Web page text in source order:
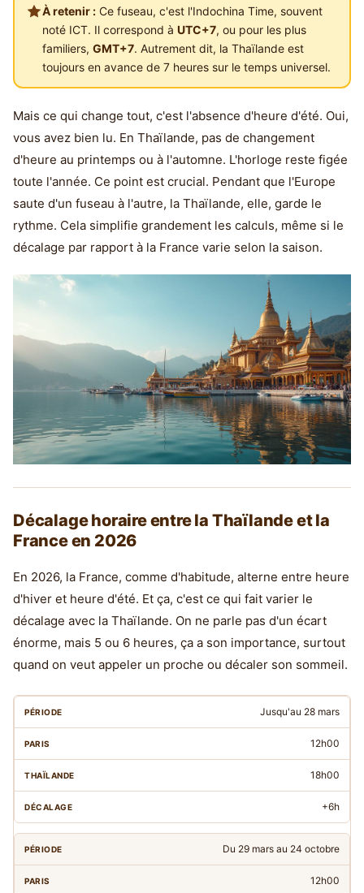
À retenir :Ce fuseau, c'est l'Indochina Time, souvent
noté ICT. Il correspond à UTC+7, ou pour les plus
familiers, GMT+7. Autrement dit, la Thaïlande est
toujours en avance de 7 heures sur le temps universel.
Mais ce qui change tout, c'est l'absence d'heure d'été. Oui,
vous avez bien lu. En Thaïlande, pas de changement
d'heure au printemps ou à l'automne. L'horloge reste figée
toute l'année. Ce point est crucial. Pendant que l'Europe
saute d'un fuseau à l'autre, la Thaïlande, elle, garde le
rythme. Cela simplifie grandement les calculs, même si le
décalage par rapport à la France varie selon la saison.
Décalage horaire entre la Thaïlande et la
France en 2026
En 2026, la France, comme d'habitude, alterne entre heure
d'hiver et heure d'été. Et ça, c'est ce qui fait varier le
décalage avec la Thaïlande. On ne parle pas d'un écart
énorme, mais 5 ou 6 heures, ça a son importance, surtout
quand on veut appeler un proche ou décaler son sommeil.
Jusqu'au 28 mars
12h00
18h00
+6h
Du 29 mars au 24 octobre
12h00